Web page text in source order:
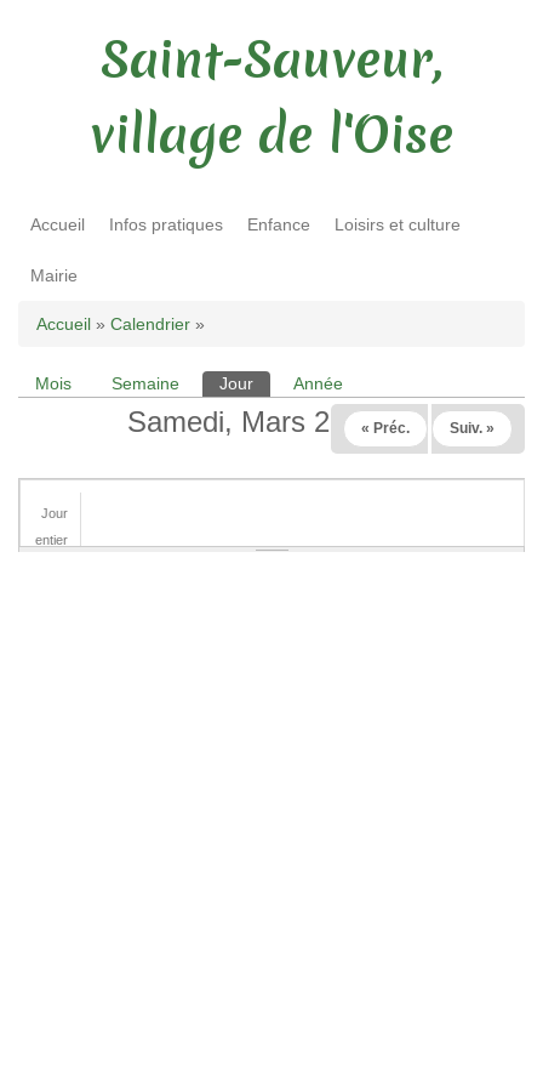
Saint-Sauveur,
village de l'Oise
Accueil Infos pratiques Enfance Loisirs et culture
Mairie
Vous êtes ici
Accueil » Calendrier »
Onglets principaux
Mois Semaine Jour (onglet actif)
Année
Samedi, Mars 21 2026
« Préc. Suiv. »
Jour
entier